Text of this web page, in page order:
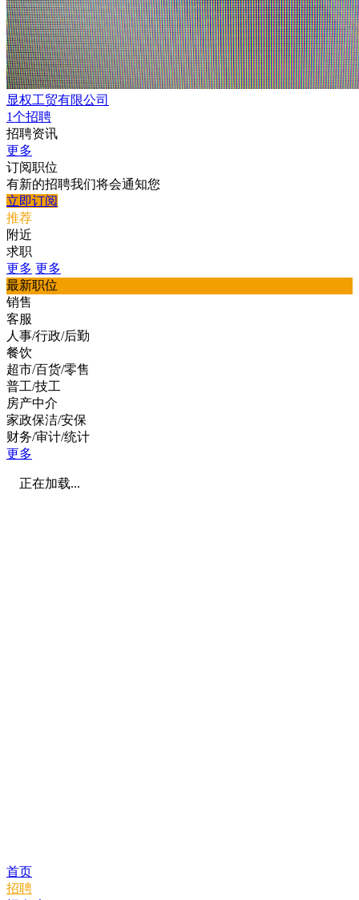
显权工贸有限公司
1个招聘
招聘资讯
更多
订阅职位
有新的招聘我们将会通知您
立即订阅
推荐
附近
求职
更多 更多
最新职位
销售
客服
人事/行政/后勤
餐饮
超市/百货/零售
普工/技工
房产中介
家政保洁/安保
财务/审计/统计
更多
正在加载...
首页
招聘